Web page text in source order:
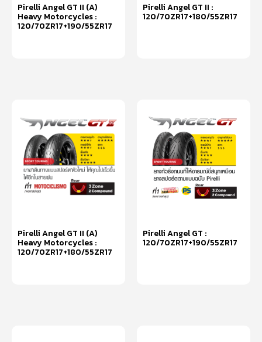
Pirelli Angel GT II (A)
Heavy Motorcycles :
120/70ZR17+190/55ZR17
Pirelli Angel GT II :
120/70ZR17+180/55ZR17
Pirelli Angel GT II (A)
Heavy Motorcycles :
120/70ZR17+180/55ZR17
Pirelli Angel GT :
120/70ZR17+190/55ZR17